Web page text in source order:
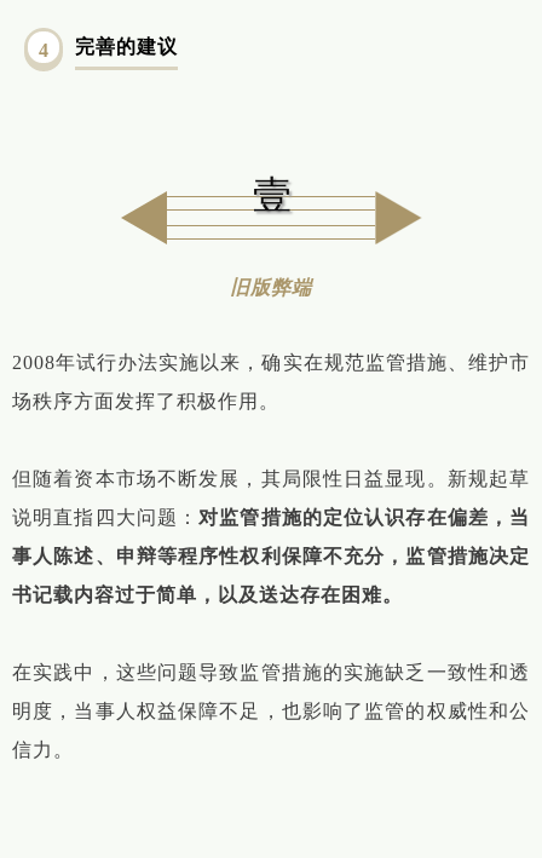
4 完善的建议
壹
旧版弊端
2008年试行办法实施以来，确实在规范监管措施、维护市
场秩序方面发挥了积极作用。
但随着资本市场不断发展，其局限性日益显现。新规起草
说明直指四大问题： 对监管措施的定位认识存在偏差，当
事人陈述、申辩等程序性权利保障不充分，监管措施决定
书记载内容过于简单，以及送达存在困难。
在实践中，这些问题导致监管措施的实施缺乏一致性和透
明度，当事人权益保障不足，也影响了监管的权威性和公
信力。